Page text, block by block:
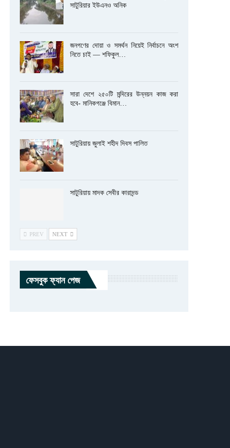
সাটুরিয়ার ইউএনও অনিক
জনগণের দোয়া ও সমর্থন নিয়েই নির্বাচনে অংশ
নিতে চাই — শফিকুল…
সারা দেশে ২৫০টি মন্দিরের উন্নয়ন কাজ করা
হবে- মানিকগঞ্জে বিমান…
সাটুরিয়ায় জুলাই শহীদ দিবস পালিত
সাটুরিয়ায় মাদক সেবীর কারাদন্ড
PREV NEXT
ফেসবুক ফ্যান পেজ